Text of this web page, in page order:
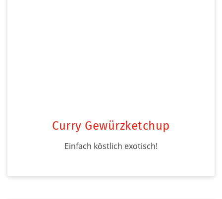
Curry Gewürzketchup
Einfach köstlich exotisch!